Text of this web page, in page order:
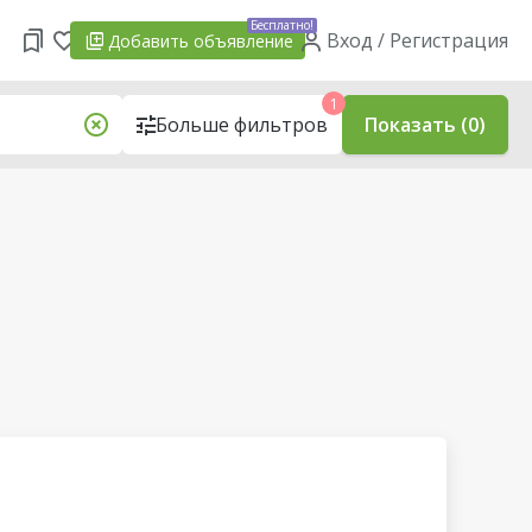
Добавить объявление
Бесплатно!
Вход / Регистрация
Больше фильтров
1
Показать (0)